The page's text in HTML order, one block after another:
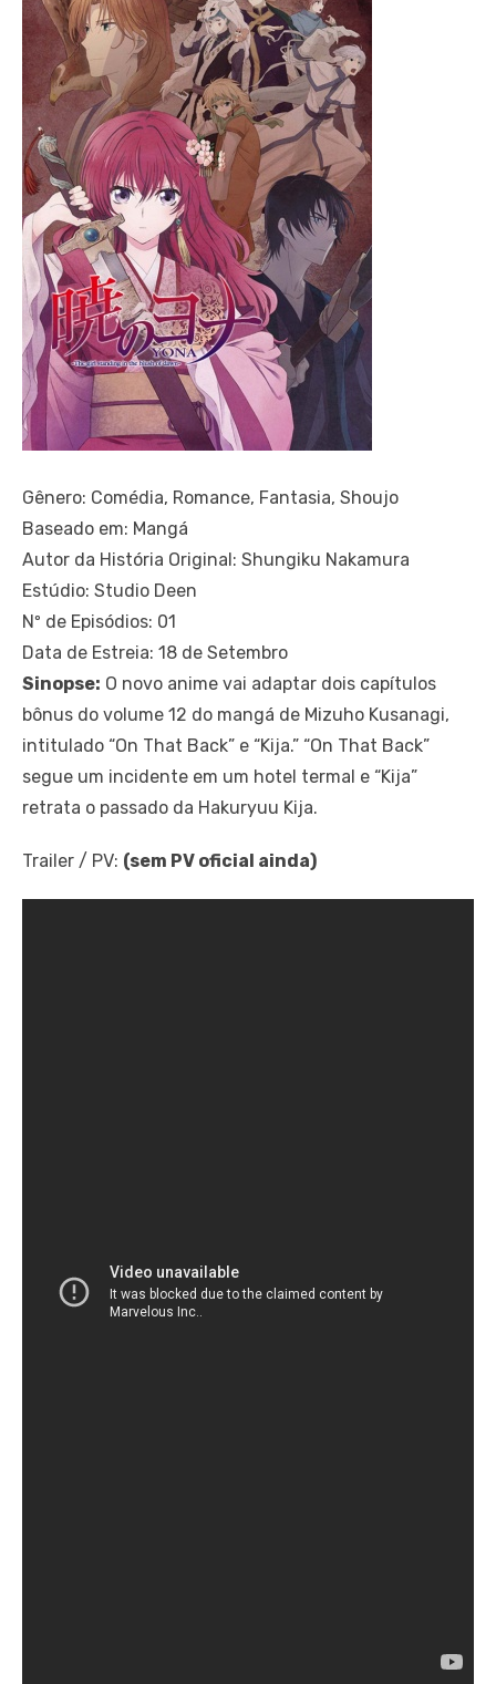
Gênero: Comédia, Romance, Fantasia, Shoujo
Baseado em: Mangá
Autor da História Original: Shungiku Nakamura
Estúdio: Studio Deen
Nº de Episódios: 01
Data de Estreia: 18 de Setembro
Sinopse: O novo anime vai adaptar dois capítulos
bônus do volume 12 do mangá de Mizuho Kusanagi,
intitulado “On That Back” e “Kija.” “On That Back”
segue um incidente em um hotel termal e “Kija”
retrata o passado da Hakuryuu Kija.
Trailer / PV: (sem PV oficial ainda)